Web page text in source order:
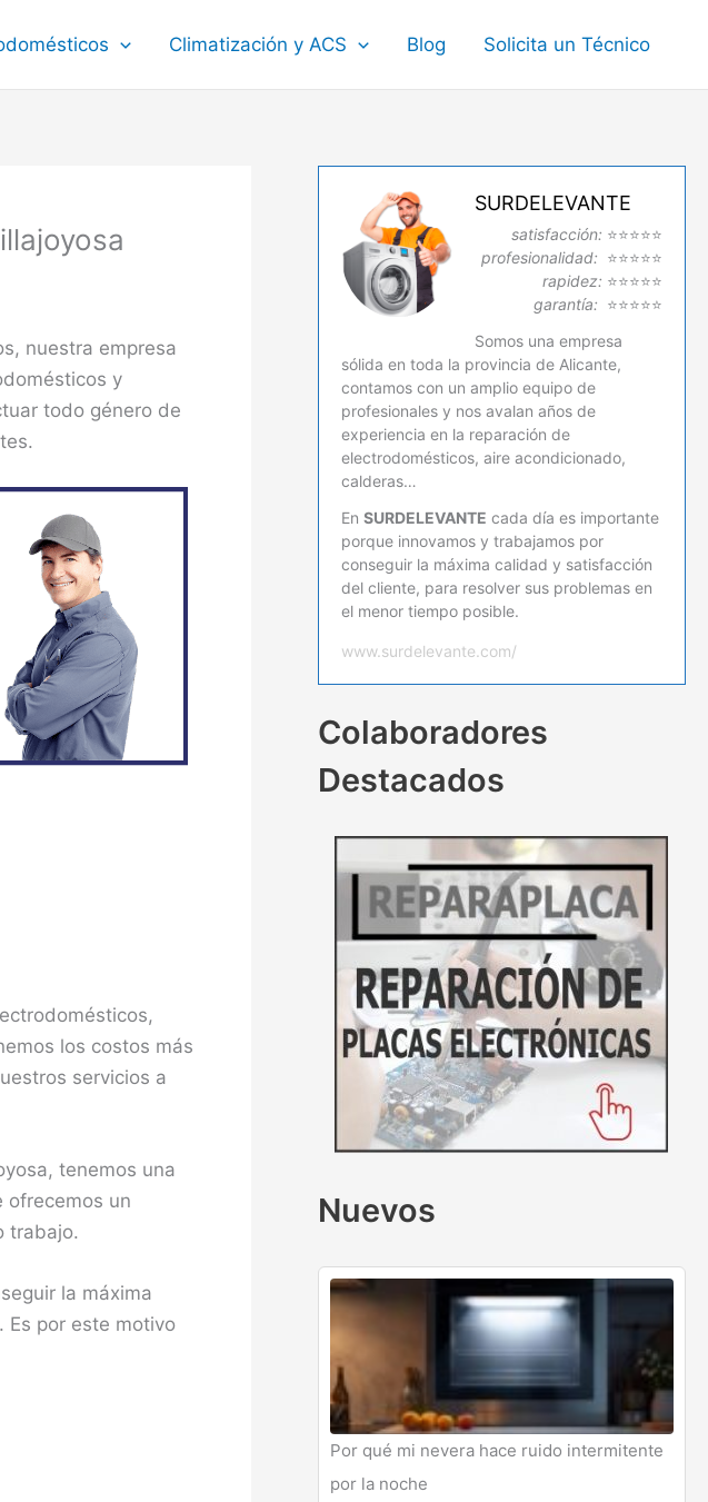
Climatización y ACS Blog Solicita un Técnico
nuestra empresa
y
todo género de
los costos más
servicios a
tenemos una
ofrecemos un
trabajo.
la máxima
Es por este motivo
SURDELEVANTE
satisfacción: ⭐⭐⭐⭐⭐
profesionalidad: ⭐⭐⭐⭐⭐
rapidez: ⭐⭐⭐⭐⭐
garantía: ⭐⭐⭐⭐⭐
Somos una empresa
sólida en toda la provincia de Alicante,
contamos con un amplio equipo de
profesionales y nos avalan años de
experiencia en la reparación de
electrodomésticos, aire acondicionado,
calderas…
En SURDELEVANTE cada día es importante
porque innovamos y trabajamos por
conseguir la máxima calidad y satisfacción
del cliente, para resolver sus problemas en
el menor tiempo posible.
www.surdelevante.com/
Colaboradores
Destacados
Nuevos
Por qué mi nevera hace ruido intermitente
por la noche